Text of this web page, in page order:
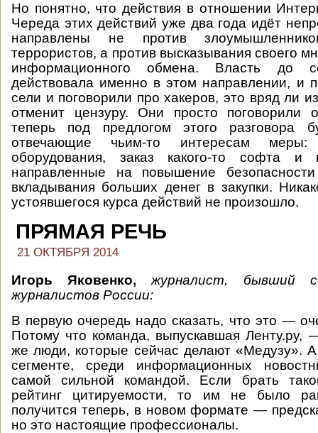
Но понятно, что действия в отношении
Череда этих действий уже два года идёт
направлены не против
террористов, а против высказывания своего
информационного обмена. Власть до
действовала именно в этом направлении, и
сели и поговорили про хакеров, это вряд ли
отменит цензуру. Они просто поговорили
теперь под предлогом этого разговора
отвечающие чьим-то интересам
оборудования, заказ какого-то софта и
направленные на повышение
вкладывания больших денег в закупки.
устоявшегося курса действий не произошло.
ПРЯМАЯ РЕЧЬ
21 ОКТЯБРЯ 2014
Игорь Яковенко,
журналист, бывший
журналистов России:
В первую очередь надо сказать, что это —
Потому что команда, выпускавшая Ленту.ру,
же люди, которые сейчас делают «Медузу».
сегменте, среди информационных
самой сильной командой. Если брать
рейтинг цитируемости, то им не было
получится теперь, в новом формате —
но это настоящие профессионалы.